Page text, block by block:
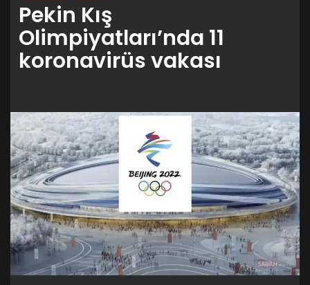
Pekin Kış
Olimpiyatları’nda 11
koronavirüs vakası